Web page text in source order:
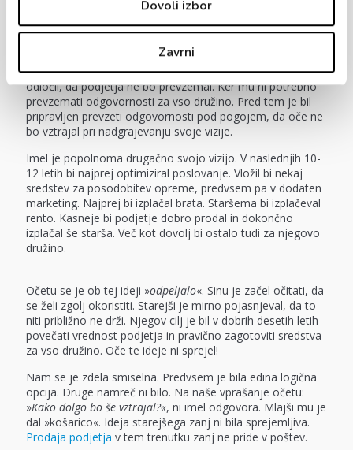
Dovoli izbor
Zavrni
favorizira mlajšega sina. Ob mojem pronicljivem vprašanju:
»Kaj se gremo?«, je začel »jecljati«, da je pripravljen
S tem je zgolj spodbudil starejšega, da se je hipoma
odločil, da podjetja ne bo prevzemal. Ker mu ni potrebno
prevzemati odgovornosti za vso družino. Pred tem je bil
pripravljen prevzeti odgovornosti pod pogojem, da oče ne
bo vztrajal pri nadgrajevanju svoje vizije.
Imel je popolnoma drugačno svojo vizijo. V naslednjih 10-
12 letih bi najprej optimiziral poslovanje. Vložil bi nekaj
sredstev za posodobitev opreme, predvsem pa v dodaten
marketing. Najprej bi izplačal brata. Staršema bi izplačeval
rento. Kasneje bi podjetje dobro prodal in dokončno
izplačal še starša. Več kot dovolj bi ostalo tudi za njegovo
družino.
Očetu se je ob tej ideji »odpeljalo«. Sinu je začel očitati, da
se želi zgolj okoristiti. Starejši je mirno pojasnjeval, da to
niti približno ne drži. Njegov cilj je bil v dobrih desetih letih
povečati vrednost podjetja in pravično zagotoviti sredstva
za vso družino. Oče te ideje ni sprejel!
Nam se je zdela smiselna. Predvsem je bila edina logična
opcija. Druge namreč ni bilo. Na naše vprašanje očetu:
»Kako dolgo bo še vztrajal?«, ni imel odgovora. Mlajši mu je
dal »košarico«. Ideja starejšega zanj ni bila sprejemljiva.
Prodaja podjetja v tem trenutku zanj ne pride v poštev.